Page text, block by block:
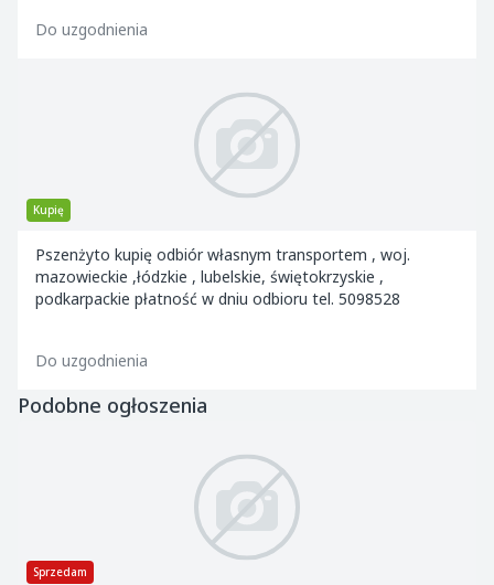
Do uzgodnienia
Kupię
Pszenżyto kupię odbiór własnym transportem , woj.
mazowieckie ,łódzkie , lubelskie, świętokrzyskie ,
podkarpackie płatność w dniu odbioru tel. 5098528
Do uzgodnienia
Podobne ogłoszenia
Sprzedam